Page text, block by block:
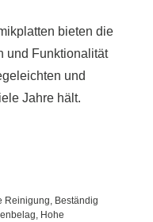
bieten die
und Funktionalität
und
Jahre hält.
Reinigung, Beständig
Hohe